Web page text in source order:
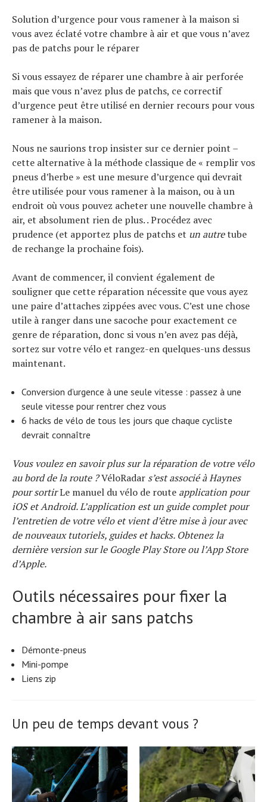
Solution d’urgence pour vous ramener à la maison si
vous avez éclaté votre chambre à air et que vous n’avez
pas de patchs pour le réparer
Si vous essayez de réparer une chambre à air perforée
mais que vous n’avez plus de patchs, ce correctif
d’urgence peut être utilisé en dernier recours pour vous
ramener à la maison.
Nous ne saurions trop insister sur ce dernier point –
cette alternative à la méthode classique de « remplir vos
pneus d’herbe » est une mesure d’urgence qui devrait
être utilisée pour vous ramener à la maison, ou à un
endroit où vous pouvez acheter une nouvelle chambre à
air, et absolument rien de plus. . Procédez avec
prudence (et apportez plus de patchs et un autretube
de rechange la prochaine fois).
Avant de commencer, il convient également de
souligner que cette réparation nécessite que vous ayez
une paire d’attaches zippées avec vous. C’est une chose
utile à ranger dans une sacoche pour exactement ce
genre de réparation, donc si vous n’en avez pas déjà,
sortez sur votre vélo et rangez-en quelques-uns dessus
maintenant.
Conversion d’urgence à une seule vitesse : passez à une
seule vitesse pour rentrer chez vous
6 hacks de vélo de tous les jours que chaque cycliste
devrait connaître
Vous voulez en savoir plus sur la réparation de votre vélo
au bord de la route ?VéloRadar s’est associé à Haynes
pour sortirLe manuel du vélo de route application pour
iOS et Android. L’application est un guide complet pour
l’entretien de votre vélo et vient d’être mise à jour avec
de nouveaux tutoriels, guides et hacks. Obtenez la
dernière version sur le Google Play Store ou l’App Store
d’Apple.
Outils nécessaires pour fixer la
chambre à air sans patchs
Démonte-pneus
Mini-pompe
Liens zip
Un peu de temps devant vous ?